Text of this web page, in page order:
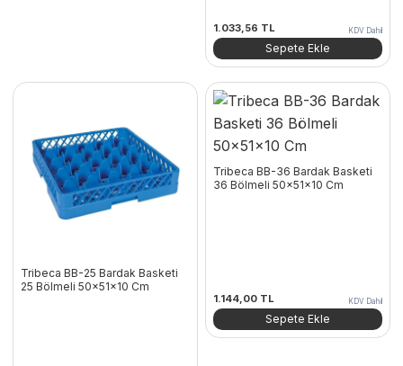
1.033,56 TL KDV Dahil
Sepete Ekle
Tribeca BB-25 Bardak Basketi
25 Bölmeli 50x51x10 Cm
Tribeca BB-36 Bardak Basketi
36 Bölmeli 50x51x10 Cm
1.144,00 TL KDV Dahil
Sepete Ekle